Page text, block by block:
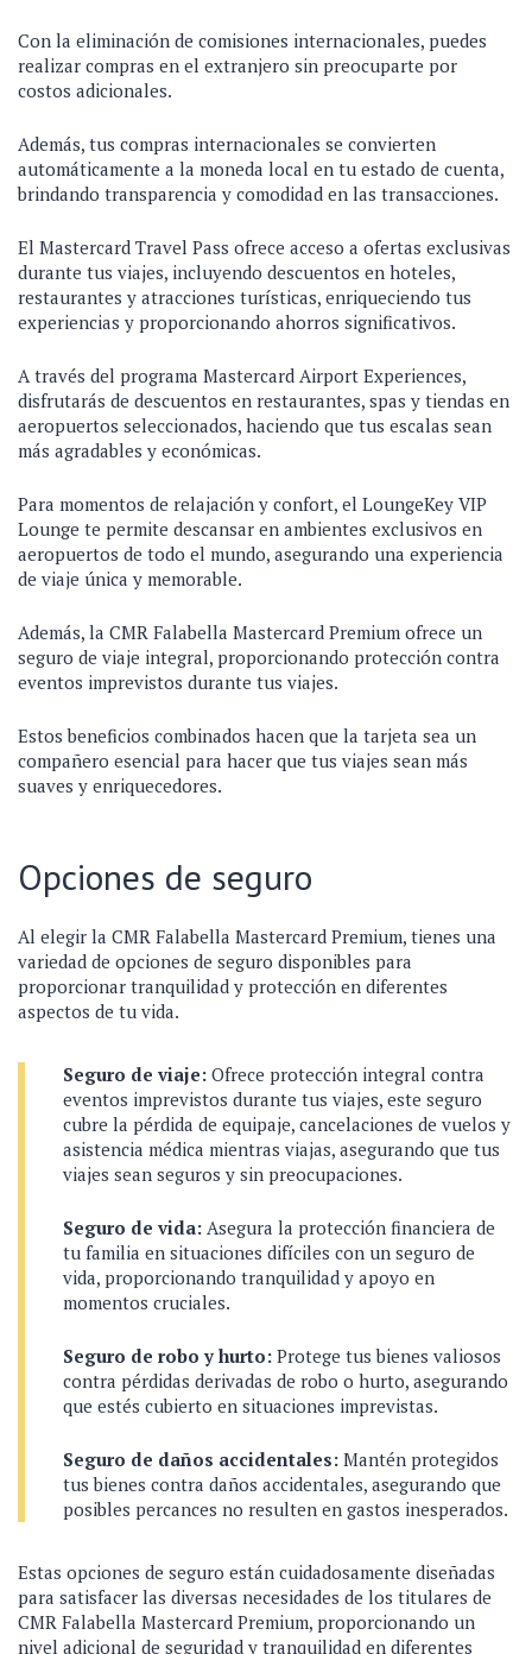
Con la eliminación de comisiones internacionales, puedes
realizar compras en el extranjero sin preocuparte por
costos adicionales.
Además, tus compras internacionales se convierten
automáticamente a la moneda local en tu estado de cuenta,
brindando transparencia y comodidad en las transacciones.
El Mastercard Travel Pass ofrece acceso a ofertas exclusivas
durante tus viajes, incluyendo descuentos en hoteles,
restaurantes y atracciones turísticas, enriqueciendo tus
experiencias y proporcionando ahorros significativos.
A través del programa Mastercard Airport Experiences,
disfrutarás de descuentos en restaurantes, spas y tiendas en
aeropuertos seleccionados, haciendo que tus escalas sean
más agradables y económicas.
Para momentos de relajación y confort, el LoungeKey VIP
Lounge te permite descansar en ambientes exclusivos en
aeropuertos de todo el mundo, asegurando una experiencia
de viaje única y memorable.
Además, la CMR Falabella Mastercard Premium ofrece un
seguro de viaje integral, proporcionando protección contra
eventos imprevistos durante tus viajes.
Estos beneficios combinados hacen que la tarjeta sea un
compañero esencial para hacer que tus viajes sean más
suaves y enriquecedores.
Opciones de seguro
Al elegir la CMR Falabella Mastercard Premium, tienes una
variedad de opciones de seguro disponibles para
proporcionar tranquilidad y protección en diferentes
aspectos de tu vida.
Seguro de viaje: Ofrece protección integral contra
eventos imprevistos durante tus viajes, este seguro
cubre la pérdida de equipaje, cancelaciones de vuelos y
asistencia médica mientras viajas, asegurando que tus
viajes sean seguros y sin preocupaciones.
Seguro de vida: Asegura la protección financiera de
tu familia en situaciones difíciles con un seguro de
vida, proporcionando tranquilidad y apoyo en
momentos cruciales.
Seguro de robo y hurto: Protege tus bienes valiosos
contra pérdidas derivadas de robo o hurto, asegurando
que estés cubierto en situaciones imprevistas.
Seguro de daños accidentales: Mantén protegidos
tus bienes contra daños accidentales, asegurando que
posibles percances no resulten en gastos inesperados.
Estas opciones de seguro están cuidadosamente diseñadas
para satisfacer las diversas necesidades de los titulares de
CMR Falabella Mastercard Premium, proporcionando un
nivel adicional de seguridad y tranquilidad en diferentes